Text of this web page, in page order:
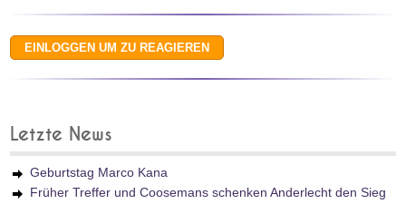
Letzte News
Geburtstag Marco Kana
Früher Treffer und Coosemans schenken Anderlecht den Sieg